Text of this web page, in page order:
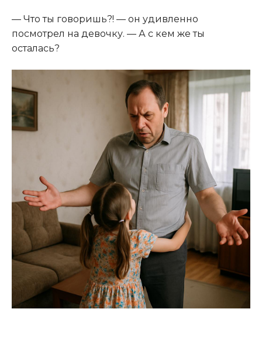
— Что ты говоришь?! — он удивленно
посмотрел на девочку. — А с кем же ты
осталась?